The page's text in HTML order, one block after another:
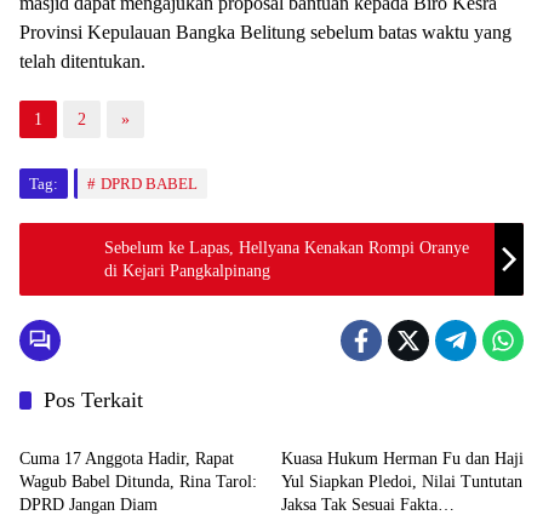
Provinsi Kepulauan Bangka Belitung sebelum batas waktu yang
telah ditentukan.
1 2 »
Tag: DPRD BABEL
Sebelum ke Lapas, Hellyana Kenakan Rompi Oranye
di Kejari Pangkalpinang
Pos Terkait
Advetorial
Cuma 17 Anggota Hadir, Rapat
Wagub Babel Ditunda, Rina Tarol:
DPRD Jangan Diam
Kuasa Hukum Herman Fu dan Haji
Yul Siapkan Pledoi, Nilai Tuntutan
Jaksa Tak Sesuai Fakta